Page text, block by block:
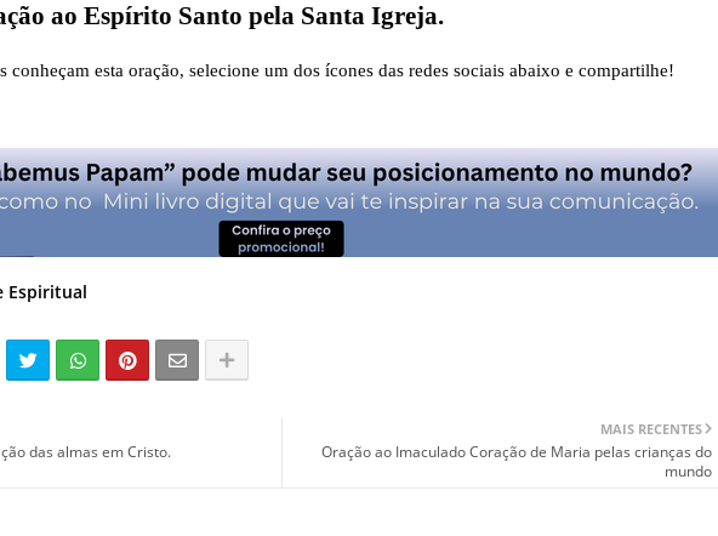
ao Espírito Santo pela Santa Igreja.
conheçam esta oração, selecione um dos ícones das redes sociais abaixo e compartilhe!
Espiritual
MAIS RECENTES
Oração ao Imaculado Coração de Maria pelas crianças do
mundo
das almas em Cristo.